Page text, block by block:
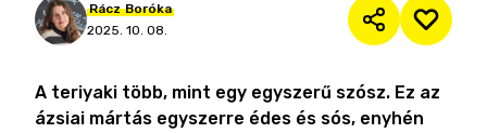
Rácz Boróka
2025. 10. 08.
A teriyaki több, mint egy egyszerű szósz. Ez az
ázsiai mártás egyszerre édes és sós, enyhén